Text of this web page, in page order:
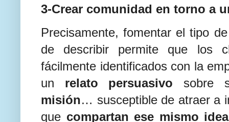
3-Crear comunidad en torno a
Precisamente, fomentar el tipo
de describir permite que los
fácilmente identificados con la
un relato persuasivo sobre
misión… susceptible de atraer a
que compartan ese mismo